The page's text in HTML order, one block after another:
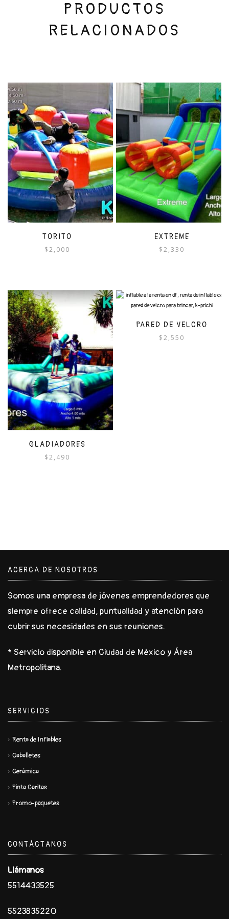
PRODUCTOS
RELACIONADOS
TORITO
$2,000
EXTREME
$2,330
GLADIADORES
$2,490
PARED DE VELCRO
$2,550
ACERCA DE NOSOTROS
Somos una empresa de jóvenes emprendedores que
siempre ofrece calidad, puntualidad y atención para
cubrir sus necesidades en sus reuniones.
* Servicio disponible en Ciudad de México y Área
Metropolitana.
SERVICIOS
Renta de Inflables
Caballetes
Cerámica
Pinta Caritas
Promo-paquetes
CONTÁCTANOS
Llámanos
5514433525
5523835220